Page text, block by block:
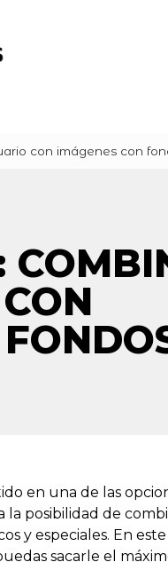
con imágenes con
en una de las
la posibilidad de
y especiales. En
sacarle el